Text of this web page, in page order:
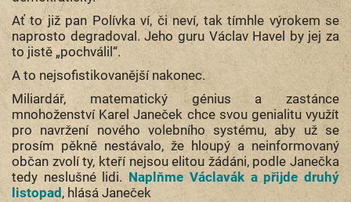
Ať to již pan Polívka ví, či neví, tak tímhle výrokem se
naprosto degradoval. Jeho guru Václav Havel by jej za
to jistě „pochválil“.
A to nejsofistikovanější nakonec.
Miliardář, matematický génius a zastánce
mnohoženství Karel Janeček chce svou genialitu využít
pro navržení nového volebního systému, aby už se
prosím pěkně nestávalo, že hloupý a neinformovaný
občan zvolí ty, kteří nejsou elitou žádáni, podle Janečka
tedy neslušné lidi. Naplňme Václavák a přijde druhý
listopad , hlásá Janeček